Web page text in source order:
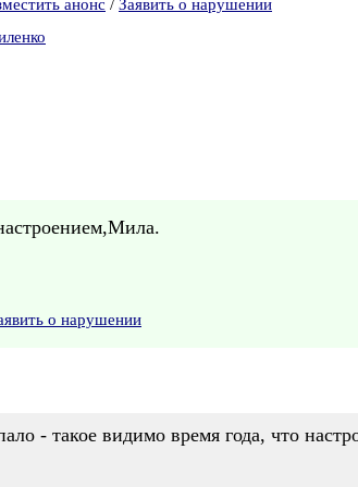
анонс / Заявить о нарушении
о нарушении
- такое видимо время года, что